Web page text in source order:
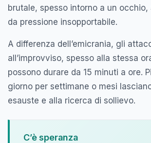
brutale, spesso intorno a un
da pressione insopportabile.
A differenza dell’emicrania, gli
all’improvviso, spesso alla stessa
possono durare da 15 minuti a ore.
giorno per settimane o mesi
esauste e alla ricerca di sollievo.
C’è speranza